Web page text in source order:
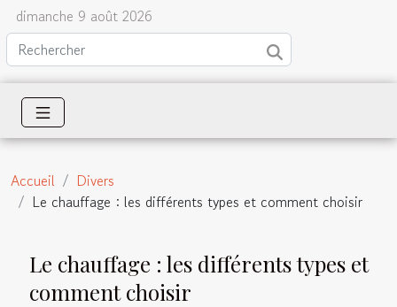
dimanche 9 août 2026
Accueil
Divers
Le chauffage : les différents types et comment choisir
Le chauffage : les différents types et
comment choisir